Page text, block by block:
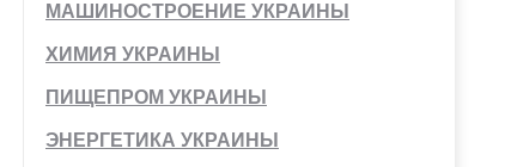
МАШИНОСТРОЕНИЕ УКРАИНЫ
ХИМИЯ УКРАИНЫ
ПИЩЕПРОМ УКРАИНЫ
ЭНЕРГЕТИКА УКРАИНЫ